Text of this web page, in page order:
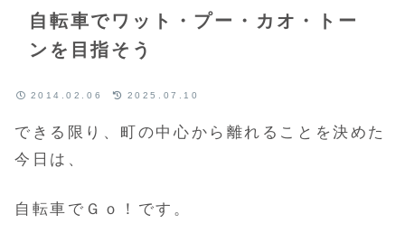
自転車でワット・プー・カオ・トー
ンを目指そう
2014.02.06 2025.07.10
できる限り、町の中心から離れることを決めた
今日は、
自転車でＧｏ！です。